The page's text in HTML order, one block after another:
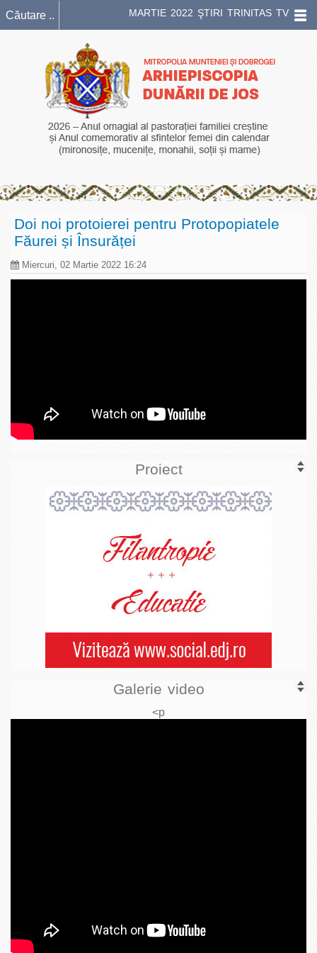
MARTIE 2022 ŞTIRI TRINITAS TV
Doi noi protoierei pentru Protopopiatele
Făurei și Însurăței
Miercuri, 02 Martie 2022 16:24
Proiect
Galerie video
<p